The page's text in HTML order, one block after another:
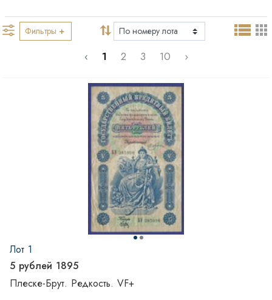
Фильтры
‹ 1 2 3 10 ›
Лот 1
5 рублей 1895
Плеске-Брут. Редкость. VF+